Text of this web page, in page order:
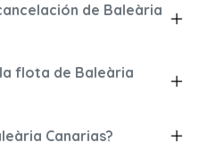
de Baleària
flota de Baleària
Canarias?